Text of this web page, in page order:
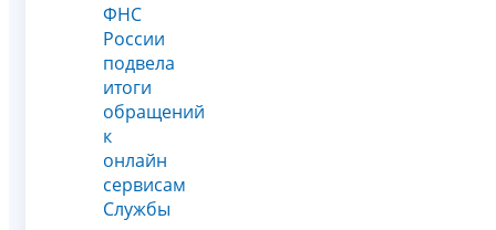
ФНС
России
подвела
итоги
обращений
к
онлайн
сервисам
Службы